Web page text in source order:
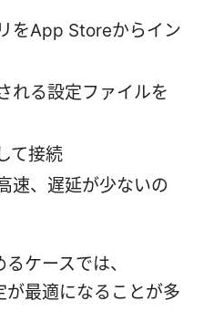
をApp Storeからイン
れる設定ファイルを
て接続
速、遅延が少ないの
ケースでは、
最適になることが多